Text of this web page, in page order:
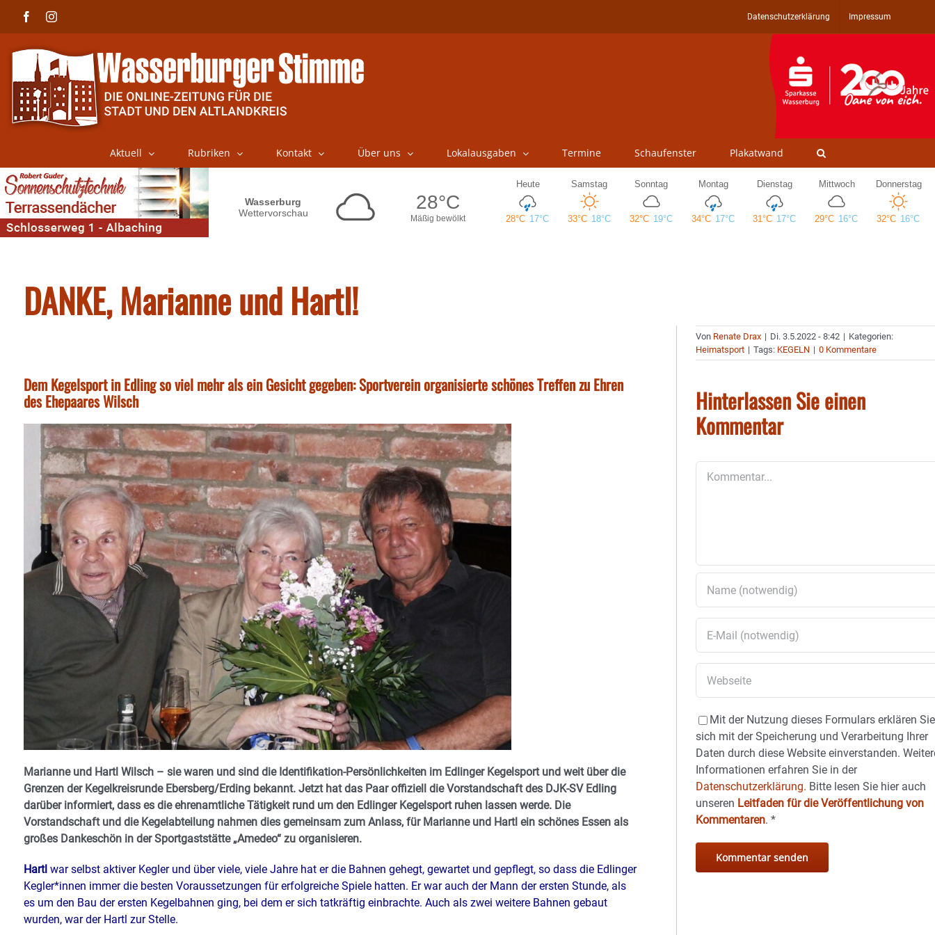
FacebookInstagram Datenschutzerklärung Impressum
Aktuell Rubriken Kontakt Über uns Lokalausgaben Termine Schaufenster Plakatwand
DANKE, Marianne und Hartl!
Dem Kegelsport in Edling so viel mehr als ein Gesicht gegeben: Sportverein organisierte schönes Treffen zu Ehren
des Ehepaares Wilsch
Marianne und Hartl Wilsch – sie waren und sind die Identifikation-Persönlichkeiten im Edlinger Kegelsport und weit über die
Grenzen der Kegelkreisrunde Ebersberg/Erding bekannt. Jetzt hat das Paar offiziell die Vorstandschaft des DJK-SV Edling
darüber informiert, dass es die ehrenamtliche Tätigkeit rund um den Edlinger Kegelsport ruhen lassen werde. Die
Vorstandschaft und die Kegelabteilung nahmen dies gemeinsam zum Anlass, für Marianne und Hartl ein schönes Essen als
großes Dankeschön in der Sportgaststätte „Amedeo“ zu organisieren.
Hartl war selbst aktiver Kegler und über viele, viele Jahre hat er die Bahnen gehegt, gewartet und gepflegt, so dass die Edlinger
Kegler*innen immer die besten Voraussetzungen für erfolgreiche Spiele hatten. Er war auch der Mann der ersten Stunde, als
es um den Bau der ersten Kegelbahnen ging, bei dem er sich tatkräftig einbrachte. Auch als zwei weitere Bahnen gebaut
wurden, war der Hartl zur Stelle.
Von Renate Drax | Di. 3.5.2022 - 8:42 | Kategorien:
Heimatsport | Tags: KEGELN | 0 Kommentare
Hinterlassen Sie einen
Kommentar
Mit der Nutzung dieses Formulars erklären Sie
sich mit der Speicherung und Verarbeitung Ihrer
Daten durch diese Website einverstanden.
Informationen erfahren Sie in der
Datenschutzerklärung. Bitte lesen Sie hier auch
unseren Leitfaden für die Veröffentlichung von
Kommentaren.*